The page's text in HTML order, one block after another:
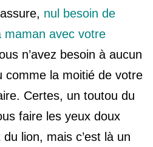
nul besoin de
maman avec votre
n’avez besoin à aucun
comme la moitié de votre
Certes, un toutou du
faire les yeux doux
lion, mais c’est là un